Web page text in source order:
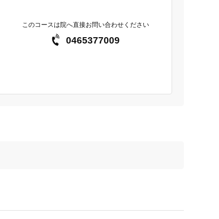
このコースは院へ直接お問い合わせください
0465377009